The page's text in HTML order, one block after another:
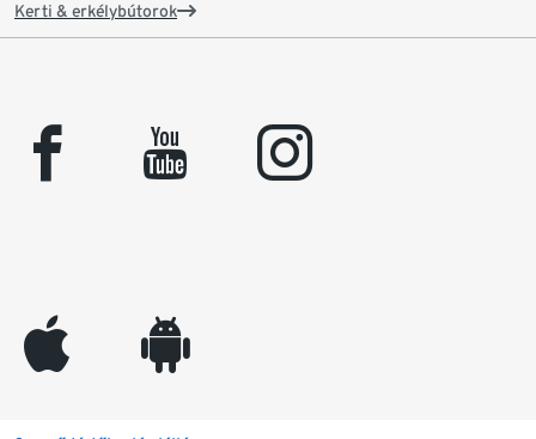
Kerti & erkélybútorok
facebook youtube instagram
appleinc android